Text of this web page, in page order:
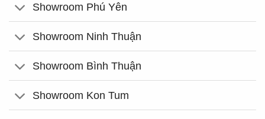
Showroom Phú Yên
Showroom Ninh Thuận
Showroom Bình Thuận
Showroom Kon Tum